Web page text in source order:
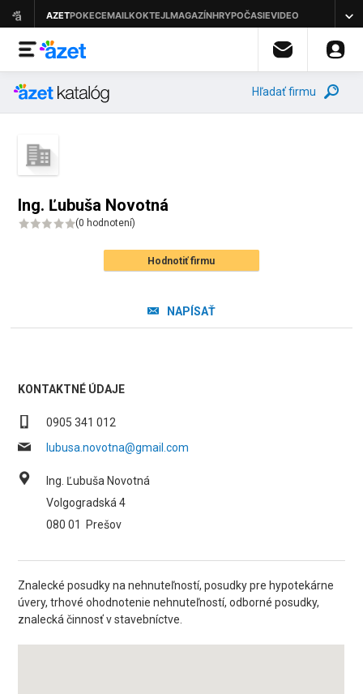
Hľadať firmu
Ing. Ľubuša Novotná
(0 hodnotení)
Hodnotiť firmu
NAPÍSAŤ
KONTAKTNÉ ÚDAJE
0905 341 012
lubusa.novotna@gmail.com
Ing. Ľubuša Novotná
Volgogradská 4
080 01
Prešov
Znalecké posudky na nehnuteľností, posudky pre hypotekárne
úvery, trhové ohodnotenie nehnuteľností, odborné posudky,
znalecká činnosť v stavebníctve.